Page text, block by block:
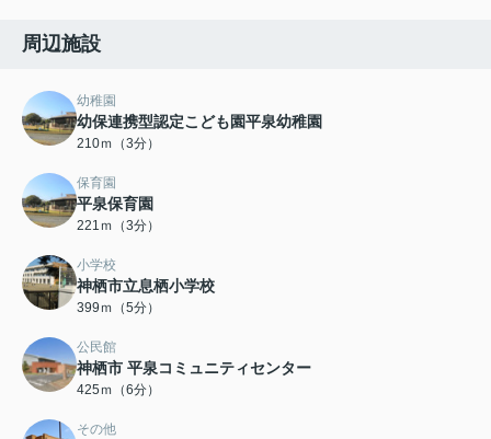
周辺施設
幼稚園
幼保連携型認定こども園平泉幼稚園
210ｍ（3分）
保育園
平泉保育園
221ｍ（3分）
小学校
神栖市立息栖小学校
399ｍ（5分）
公民館
神栖市 平泉コミュニティセンター
425ｍ（6分）
その他